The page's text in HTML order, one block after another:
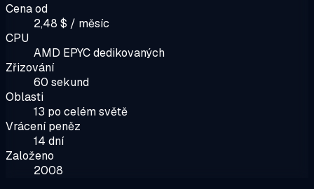
Cena od
2,48 $ / měsíc
CPU
AMD EPYC dedikovaných
Zřizování
60 sekund
Oblasti
13 po celém světě
Vrácení peněz
14 dní
Založeno
2008